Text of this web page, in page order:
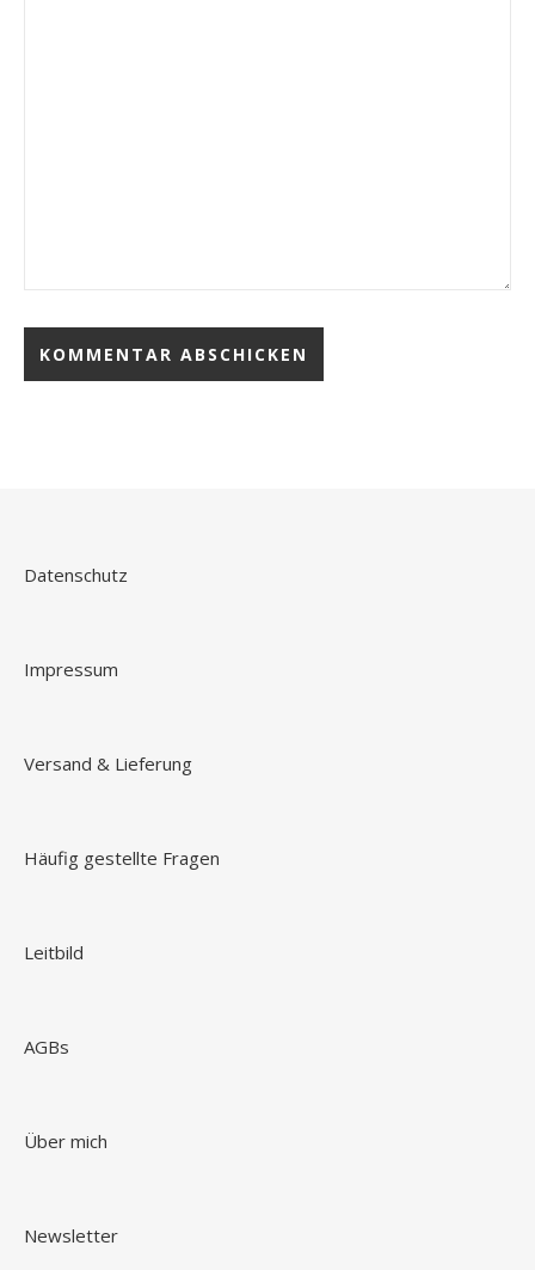
Datenschutz
Impressum
Versand & Lieferung
Häufig gestellte Fragen
Leitbild
AGBs
Über mich
Newsletter